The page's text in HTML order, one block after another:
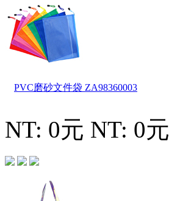
PVC磨砂文件袋 ZA98360003
NT: 0元 NT: 0元